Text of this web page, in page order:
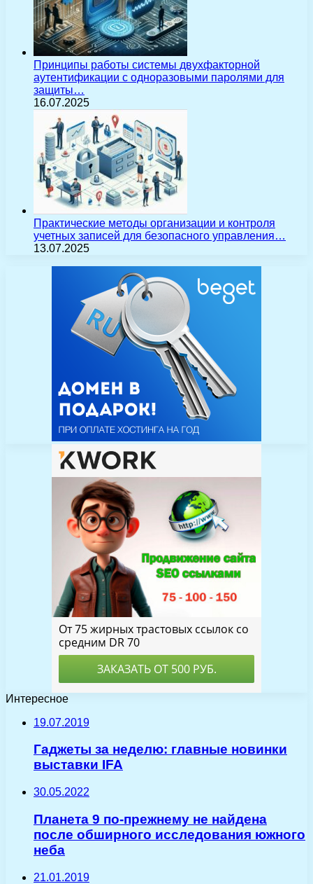
Принципы работы системы двухфакторной
аутентификации с одноразовыми паролями для
защиты…
16.07.2025
Практические методы организации и контроля
учетных записей для безопасного управления…
13.07.2025
Интересное
19.07.2019
Гаджеты за неделю: главные новинки
выставки IFA
30.05.2022
Планета 9 по-прежнему не найдена
после обширного исследования южного
неба
21.01.2019